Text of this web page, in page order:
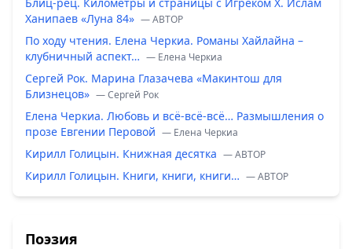
Ханипаев «Луна 84» — ABTOP
По ходу чтения. Елена Черкиа. Романы Хайлайна –
клубничный аспект… — Елена Черкиа
Сергей Рок. Марина Глазачева «Макинтош для
Близнецов» — Сергей Рок
Елена Черкиа. Любовь и всё-всё-всё… Размышления о
прозе Евгении Перовой — Елена Черкиа
Кирилл Голицын. Книжная десятка — ABTOP
Кирилл Голицын. Книги, книги, книги… — ABTOP
Поэзия